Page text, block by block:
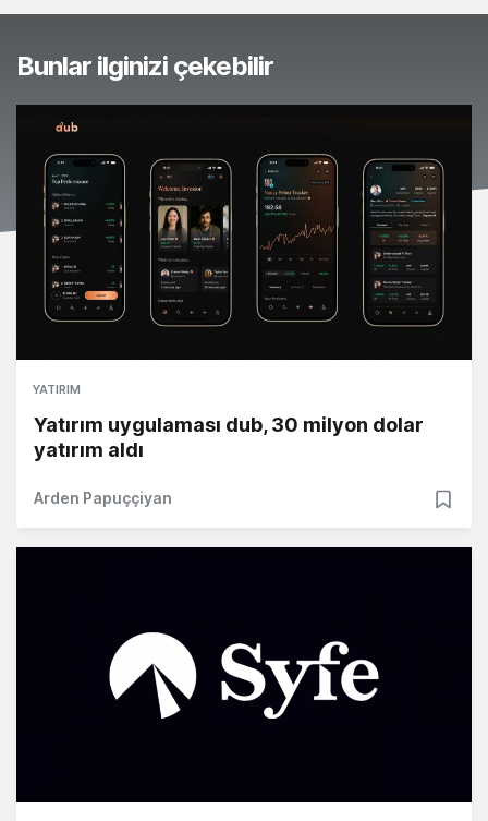
Bunlar ilginizi çekebilir
YATIRIM
Yatırım uygulaması dub, 30 milyon dolar
yatırım aldı
Arden Papuççiyan